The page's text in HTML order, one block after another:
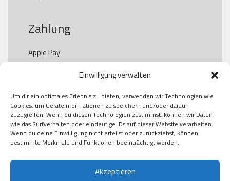
Einwilligung verwalten
Um dir ein optimales Erlebnis zu bieten, verwenden wir Technologien wie
Cookies, um Geräteinformationen zu speichern und/oder darauf
zuzugreifen. Wenn du diesen Technologien zustimmst, können wir Daten
wie das Surfverhalten oder eindeutige IDs auf dieser Website verarbeiten.
Wenn du deine Einwilligung nicht erteilst oder zurückziehst, können
bestimmte Merkmale und Funktionen beeinträchtigt werden.
Akzeptieren
Zahlung
Apple Pay
Paypal
Kauf auf Rechung
Klarna
American Express